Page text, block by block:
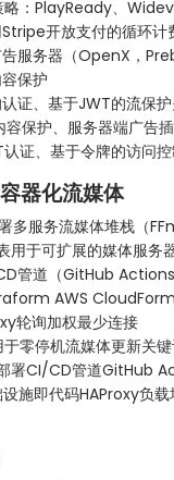
略：PlayReady、
开放支付的循环计
服务器（OpenX，
保护
证、基于JWT的流保
保护、服务器端广告
证、基于令牌的访问
器化流媒体
服务流媒体堆栈（
于可扩展的媒体服务
管道（GitHub Actions
AWS
轮询加权最少连接
零停机流媒体更新关
署CI/CD管道GitHub
施即代码HAProxy负